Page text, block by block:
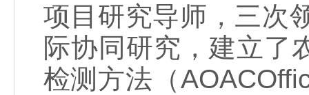
项目研究导师，三次
际协同研究，建立了
检测方法（